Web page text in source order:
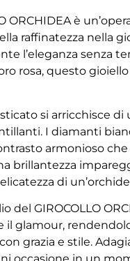
ORCHIDEA è
raffinatezza nella
l’eleganza senza
rosa, questo
si arricchisce di
I diamanti
armonioso
brillantezza
di
del GIROCOLLO
il glamour,
grazia e stile.